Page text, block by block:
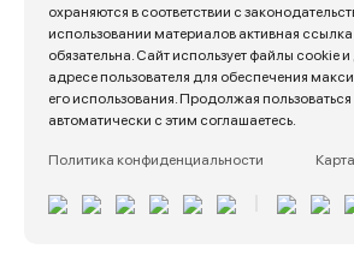
охраняются в соответствии с
использовании материалов активная
обязательна. Сайт использует файлы cookie
адресе пользователя для обеспечения
его использования. Продолжая
автоматически с этим соглашаетесь.
Политика конфиденциальности